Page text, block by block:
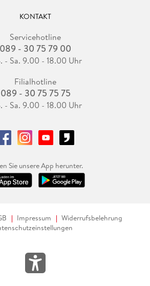
KONTAKT
Servicehotline
089 - 30 75 79 00
- Sa. 9.00 - 18.00 Uhr
Filialhotline
089 - 30 75 75 75
- Sa. 9.00 - 18.00 Uhr
Sie unsere App herunter.
Impressum
Widerrufsbelehrung